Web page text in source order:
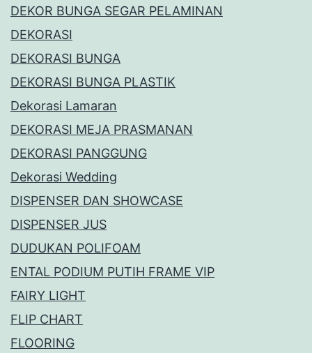
DEKOR BUNGA SEGAR PELAMINAN
DEKORASI
DEKORASI BUNGA
DEKORASI BUNGA PLASTIK
Dekorasi Lamaran
DEKORASI MEJA PRASMANAN
DEKORASI PANGGUNG
Dekorasi Wedding
DISPENSER DAN SHOWCASE
DISPENSER JUS
DUDUKAN POLIFOAM
ENTAL PODIUM PUTIH FRAME VIP
FAIRY LIGHT
FLIP CHART
FLOORING